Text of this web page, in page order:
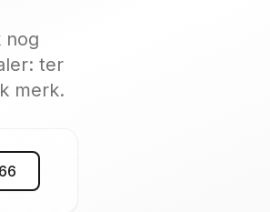
nog
ter
merk.